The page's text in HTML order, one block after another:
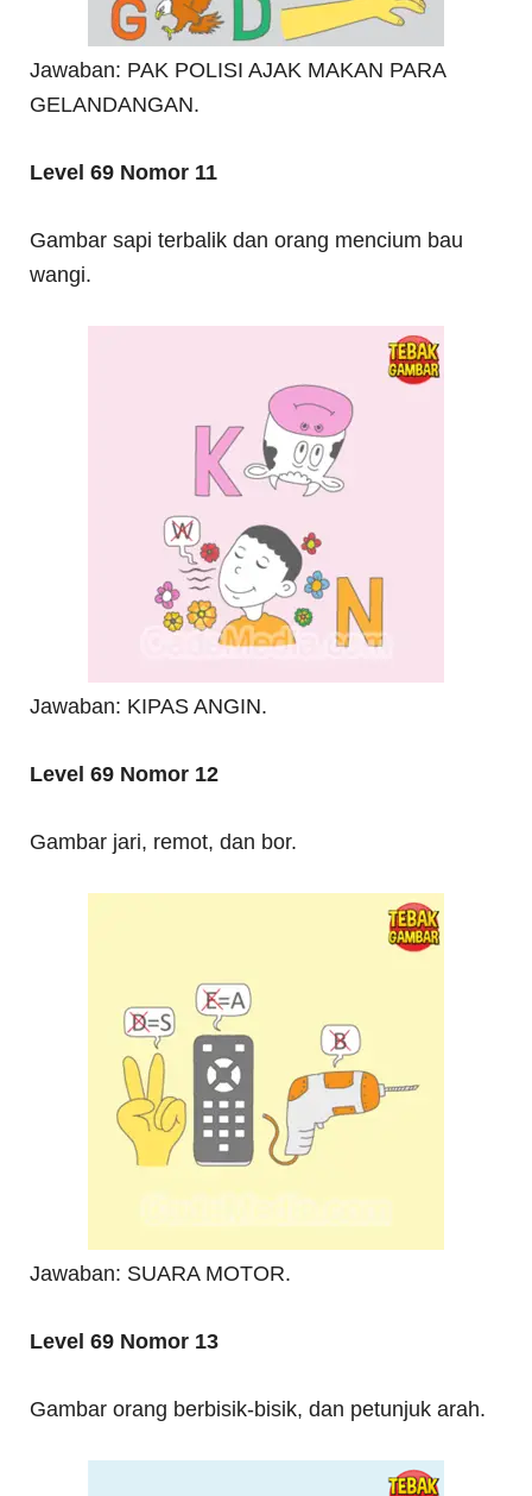
Jawaban: PAK POLISI AJAK MAKAN PARA
GELANDANGAN.
Level 69 Nomor 11
Gambar sapi terbalik dan orang mencium bau
wangi.
Jawaban: KIPAS ANGIN.
Level 69 Nomor 12
Gambar jari, remot, dan bor.
Jawaban: SUARA MOTOR.
Level 69 Nomor 13
Gambar orang berbisik-bisik, dan petunjuk arah.